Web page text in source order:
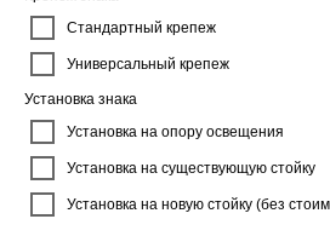
Стандартный крепеж
Универсальный крепеж
Установка знака
Установка на опору освещения
Установка на существующую стойку
Установка на новую стойку (без